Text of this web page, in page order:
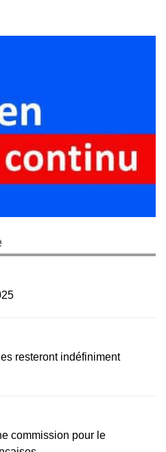
resteront indéfiniment
commission pour le